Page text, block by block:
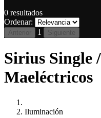
0 resultados
Ordenar:
Anterior 1 Siguiente
Sirius Single
Maeléctricos
Iluminación